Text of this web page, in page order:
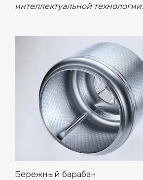
интеллектуальной технологии.
Бережный барабан